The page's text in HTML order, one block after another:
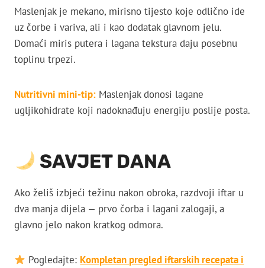
Maslenjak je mekano, mirisno tijesto koje odlično ide
uz čorbe i variva, ali i kao dodatak glavnom jelu.
Domaći miris putera i lagana tekstura daju posebnu
toplinu trpezi.
Nutritivni mini-tip: Maslenjak donosi lagane
ugljikohidrate koji nadoknađuju energiju poslije posta.
SAVJET DANA
Ako želiš izbjeći težinu nakon obroka, razdvoji iftar u
dva manja dijela — prvo čorba i lagani zalogaji, a
glavno jelo nakon kratkog odmora.
Pogledajte: Kompletan pregled iftarskih recepata i